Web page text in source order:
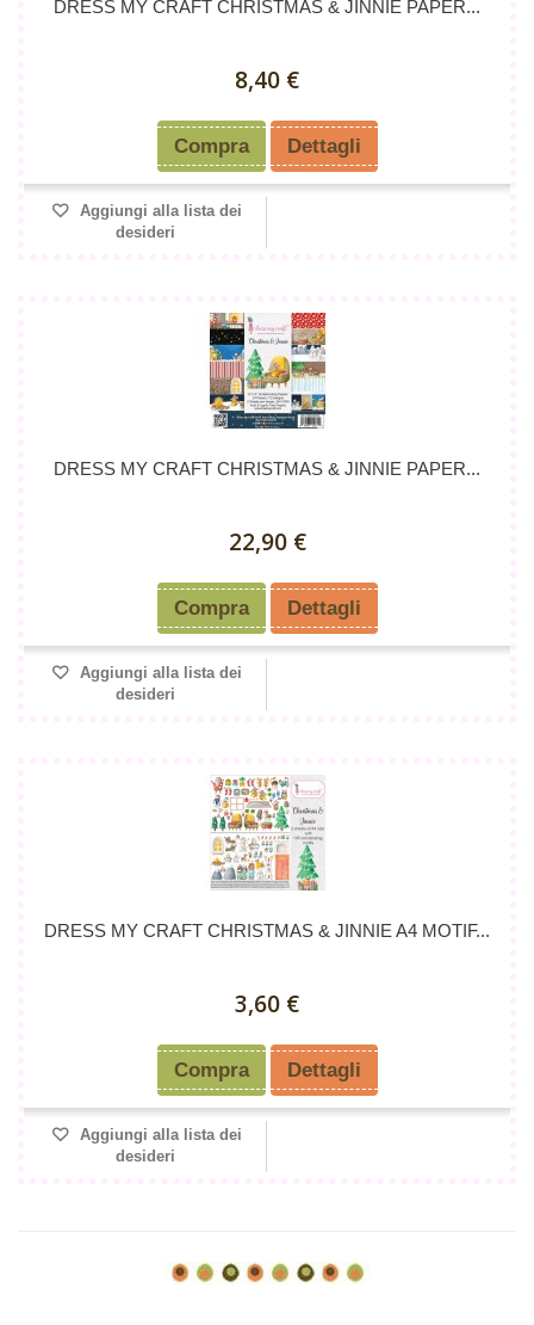
DRESS MY CRAFT CHRISTMAS & JINNIE PAPER...
8,40 €
Compra Dettagli
Aggiungi alla lista dei
desideri
DRESS MY CRAFT CHRISTMAS & JINNIE PAPER...
22,90 €
Compra Dettagli
Aggiungi alla lista dei
desideri
DRESS MY CRAFT CHRISTMAS & JINNIE A4 MOTIF...
3,60 €
Compra Dettagli
Aggiungi alla lista dei
desideri